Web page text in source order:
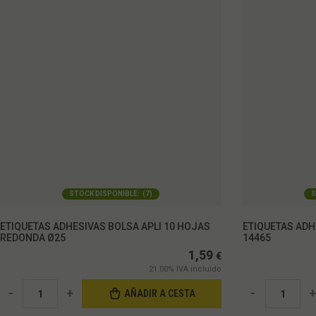
STOCK DISPONIBLE: (7)
ETIQUETAS ADHESIVAS BOLSA APLI 10 HOJAS
REDONDA Ø25
1,59 €
21.00% IVA incluido
- + AÑADIR A CESTA
ETIQUETAS
14465
- +